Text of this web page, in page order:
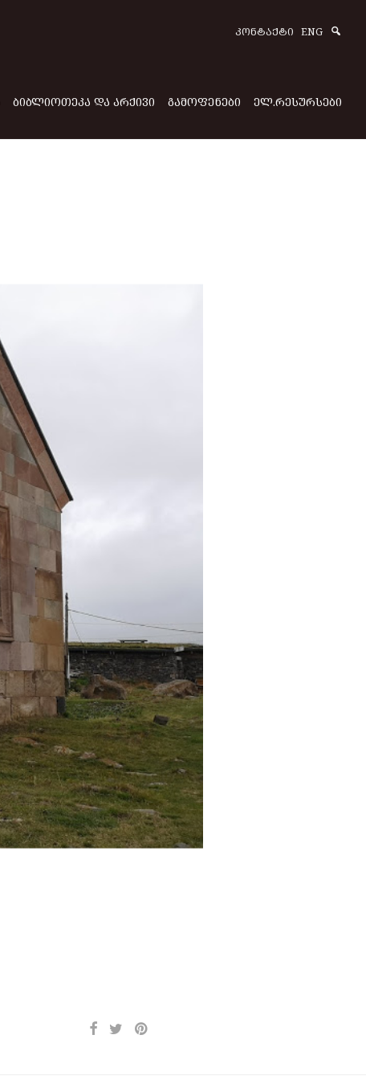
ᲙᲝᲜᲢᲐᲥᲢᲘ ENG
ᲑᲘᲑᲚᲘᲝᲗᲔᲙᲐ ᲓᲐ ᲐᲠᲥᲘᲕᲘ ᲒᲐᲛᲝᲤᲔᲜᲔᲑᲘ ᲔᲚ.ᲠᲔᲡᲣᲠᲡᲔᲑᲘ